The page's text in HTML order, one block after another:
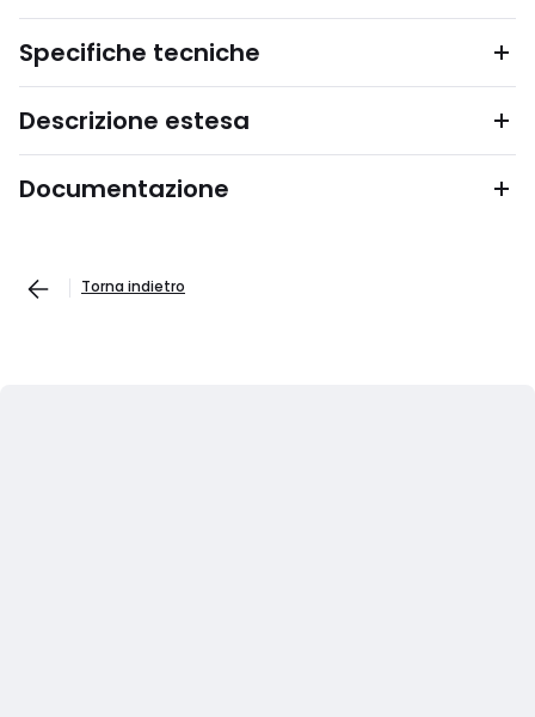
Specifiche tecniche
Descrizione estesa
Documentazione
Torna indietro